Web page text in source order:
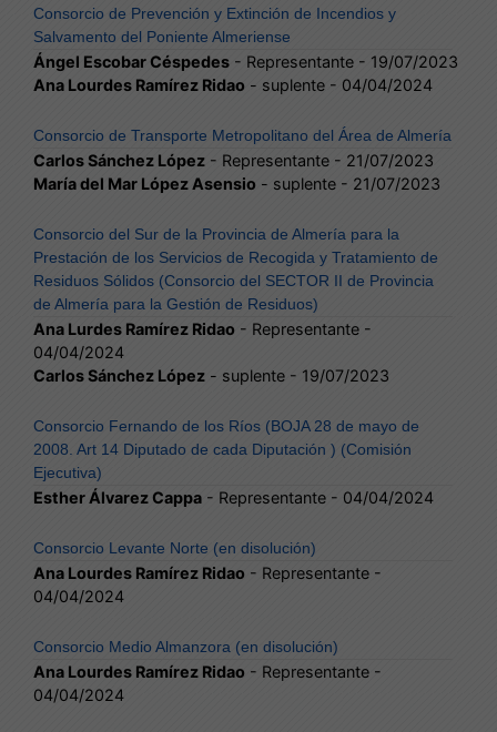
Consorcio de Prevención y Extinción de Incendios y
Salvamento del Poniente Almeriense
Ángel Escobar Céspedes - Representante - 19/07/2023
Ana Lourdes Ramírez Ridao - suplente - 04/04/2024
Consorcio de Transporte Metropolitano del Área de Almería
Carlos Sánchez López - Representante - 21/07/2023
María del Mar López Asensio - suplente - 21/07/2023
Consorcio del Sur de la Provincia de Almería para la
Prestación de los Servicios de Recogida y Tratamiento de
Residuos Sólidos (Consorcio del SECTOR II de Provincia
de Almería para la Gestión de Residuos)
Ana Lurdes Ramírez Ridao - Representante -
04/04/2024
Carlos Sánchez López - suplente - 19/07/2023
Consorcio Fernando de los Ríos (BOJA 28 de mayo de
2008. Art 14 Diputado de cada Diputación ) (Comisión
Ejecutiva)
Esther Álvarez Cappa - Representante - 04/04/2024
Consorcio Levante Norte (en disolución)
Ana Lourdes Ramírez Ridao - Representante -
04/04/2024
Consorcio Medio Almanzora (en disolución)
Ana Lourdes Ramírez Ridao - Representante -
04/04/2024